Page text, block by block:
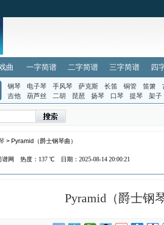
曲 一字简谱 二字简谱 三字简谱 四
钢琴 电子琴 手风琴 萨克斯 长笛 铜管 笛箫
吉他
葫芦丝 二胡 琵琶 扬琴 口琴 提琴 架子
> Pyramid（爵士钢琴曲）
谱网 热度： 137 ℃ 日期：2025-08-14 20:00:21
Pyramid（爵士钢